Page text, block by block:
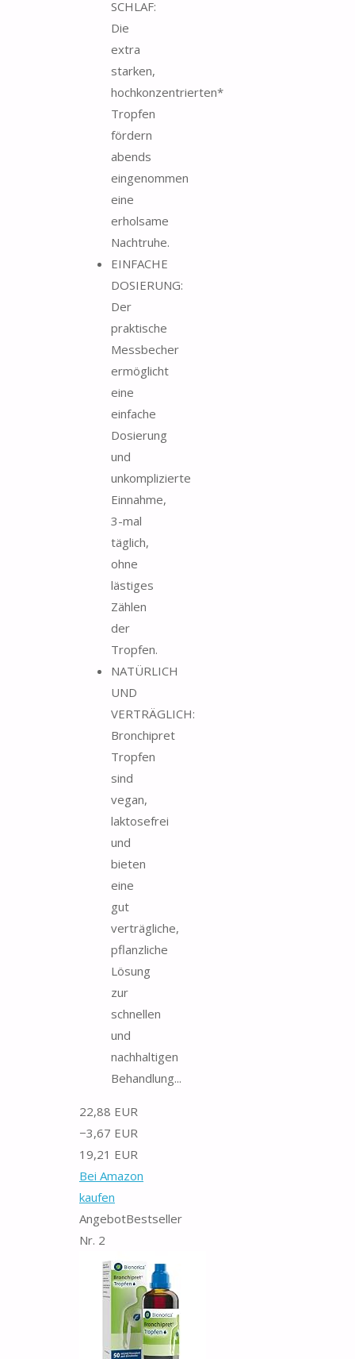
SCHLAF:
Die
extra
starken,
hochkonzentrierten*
Tropfen
fördern
abends
eingenommen
eine
erholsame
Nachtruhe.
EINFACHE
DOSIERUNG:
Der
praktische
Messbecher
ermöglicht
eine
einfache
Dosierung
und
unkomplizierte
Einnahme,
3-mal
täglich,
ohne
lästiges
Zählen
der
Tropfen.
NATÜRLICH
UND
VERTRÄGLICH:
Bronchipret
Tropfen
sind
vegan,
laktosefrei
und
bieten
eine
gut
verträgliche,
pflanzliche
Lösung
zur
schnellen
und
nachhaltigen
Behandlung...
22,88 EUR
−3,67 EUR
19,21 EUR
Bei Amazon
kaufen
AngebotBestseller
Nr. 2